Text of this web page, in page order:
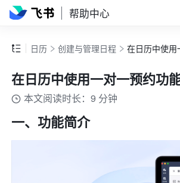
帮助中心
日历 创建与管理日程 在日历中使
在日历中使用一对一预约功
本文阅读时长：9 分钟
一、功能简介